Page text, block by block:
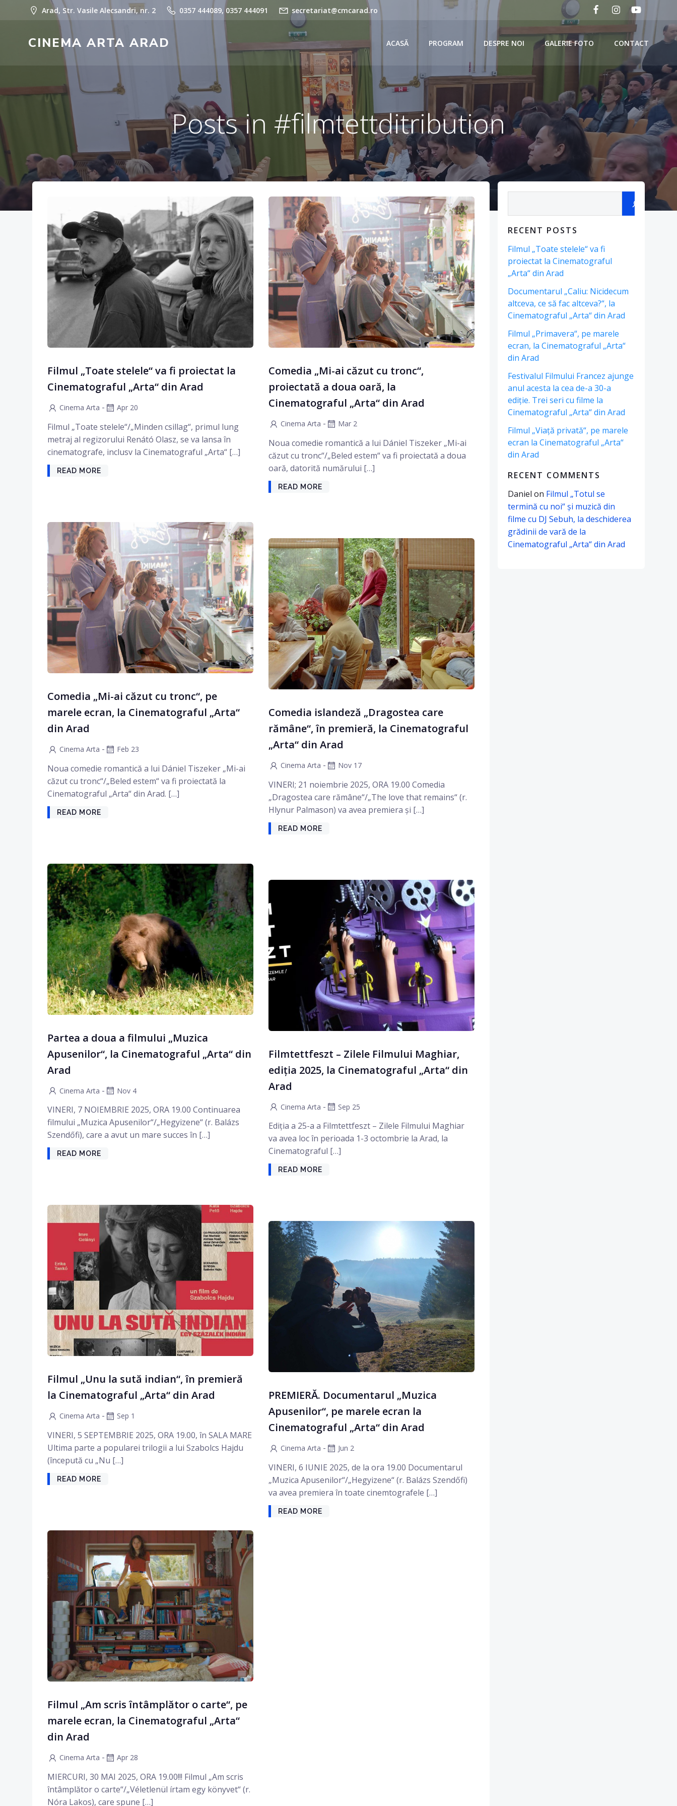
Arad, Str. Vasile Alecsandri, nr. 2 0357 444089, 0357 444091 secretariat@cmcarad.ro
CINEMA ARTA ARAD ACASĂ PROGRAM DESPRE NOI GALERIE FOTO CONTACT
Posts in #filmtettditribution
Filmul „Toate stelele“ va fi proiectat la
Cinematograful „Arta“ din Arad
Cinema Arta - Apr 20
Filmul „Toate stelele“/„Minden csillag“, primul lung
metraj al regizorului Renátó Olasz, se va lansa în
cinematografe, inclusv la Cinematograful „Arta“ […]
READ MORE
Comedia „Mi-ai căzut cu tronc“,
proiectată a doua oară, la
Cinematograful „Arta“ din Arad
Cinema Arta - Mar 2
Noua comedie romantică a lui Dániel Tiszeker „Mi-ai
căzut cu tronc“/„Beled estem“ va fi proiectată a doua
oară, datorită numărului […]
READ MORE
Comedia „Mi-ai căzut cu tronc“, pe
marele ecran, la Cinematograful „Arta“
din Arad
Cinema Arta - Feb 23
Noua comedie romantică a lui Dániel Tiszeker „Mi-ai
căzut cu tronc“/„Beled estem“ va fi proiectată la
Cinematograful „Arta“ din Arad. […]
READ MORE
Comedia islandeză „Dragostea care
rămâne“, în premieră, la Cinematograful
„Arta“ din Arad
Cinema Arta - Nov 17
VINERI; 21 noiembrie 2025, ORA 19.00 Comedia
„Dragostea care rămâne“/„The love that remains“ (r.
Hlynur Palmason) va avea premiera și […]
READ MORE
Partea a doua a filmului „Muzica
Apusenilor“, la Cinematograful „Arta“ din
Arad
Cinema Arta - Nov 4
VINERI, 7 NOIEMBRIE 2025, ORA 19.00 Continuarea
filmului „Muzica Apusenilor“/„Hegyizene“ (r. Balázs
Szendőfi), care a avut un mare succes în […]
READ MORE
Filmtettfeszt – Zilele Filmului Maghiar,
ediția 2025, la Cinematograful „Arta“ din
Arad
Cinema Arta - Sep 25
Ediția a 25-a a Filmtettfeszt – Zilele Filmului Maghiar
va avea loc în perioada 1-3 octombrie la Arad, la
Cinematograful […]
READ MORE
Filmul „Unu la sută indian“, în premieră
la Cinematograful „Arta“ din Arad
Cinema Arta - Sep 1
VINERI, 5 SEPTEMBRIE 2025, ORA 19.00, în SALA MARE
Ultima parte a popularei trilogii a lui Szabolcs Hajdu
(începută cu „Nu […]
READ MORE
PREMIERĂ. Documentarul „Muzica
Apusenilor“, pe marele ecran la
Cinematograful „Arta“ din Arad
Cinema Arta - Jun 2
VINERI, 6 IUNIE 2025, de la ora 19.00 Documentarul
„Muzica Apusenilor“/„Hegyizene“ (r. Balázs Szendőfi)
va avea premiera în toate cinemtografele […]
READ MORE
Filmul „Am scris întâmplător o carte“, pe
marele ecran, la Cinematograful „Arta“
din Arad
Cinema Arta - Apr 28
MIERCURI, 30 MAI 2025, ORA 19.00!!! Filmul „Am scris
întâmplător o carte“/„Véletlenül írtam egy könyvet“ (r.
Nóra Lakos), care spune […]
RECENT POSTS
Filmul „Toate stelele“ va fi
proiectat la Cinematograful
„Arta“ din Arad
Documentarul „Caliu: Nicidecum
altceva, ce să fac altceva?“, la
Cinematograful „Arta“ din Arad
Filmul „Primavera“, pe marele
ecran, la Cinematograful „Arta“
din Arad
Festivalul Filmului Francez ajunge
anul acesta la cea de-a 30-a
ediție. Trei seri cu filme la
Cinematograful „Arta“ din Arad
Filmul „Viață privată“, pe marele
ecran la Cinematograful „Arta“
din Arad
RECENT COMMENTS
Daniel on Filmul „Totul se
termină cu noi“ și muzică din
filme cu DJ Sebuh, la deschiderea
grădinii de vară de la
Cinematograful „Arta“ din Arad